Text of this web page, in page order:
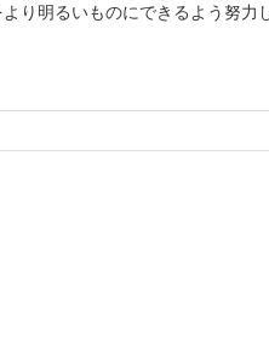
り明るいものにできるよう努